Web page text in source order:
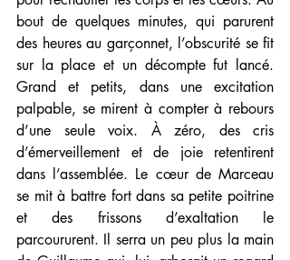
bout de quelques minutes, qui parurent
des heures au garçonnet, l’obscurité se fit
sur la place et un décompte fut lancé.
Grand et petits, dans une excitation
palpable, se mirent à compter à rebours
d’une seule voix. À zéro, des cris
d’émerveillement et de joie retentirent
dans l’assemblée. Le cœur de Marceau
se mit à battre fort dans sa petite poitrine
et des frissons d’exaltation le
parcoururent. Il serra un peu plus la main